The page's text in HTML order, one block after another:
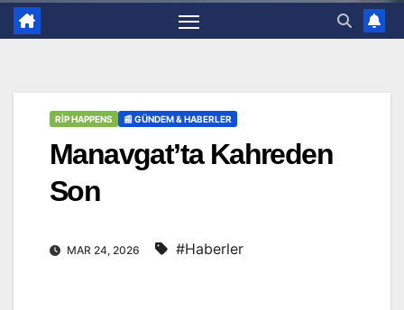
RİP HAPPENS 📰 GÜNDEM & HABERLER
Manavgat’ta Kahreden
Son
MAR 24, 2026 #Haberler